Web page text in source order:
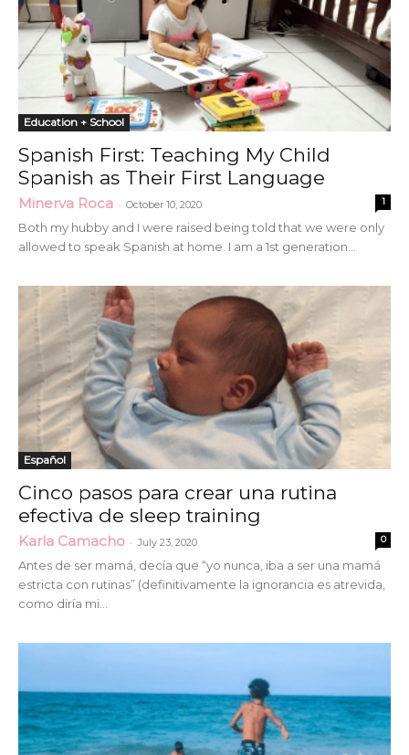
Education + School
Spanish First: Teaching My Child
Spanish as Their First Language
Minerva Roca - October 10, 2020 1
Both my hubby and I were raised being told that we were only
allowed to speak Spanish at home. I am a 1st generation...
Español
Cinco pasos para crear una rutina
efectiva de sleep training
Karla Camacho - July 23, 2020 0
Antes de ser mamá, decía que “yo nunca, iba a ser una mamá
estricta con rutinas” (definitivamente la ignorancia es atrevida,
como diría mi...